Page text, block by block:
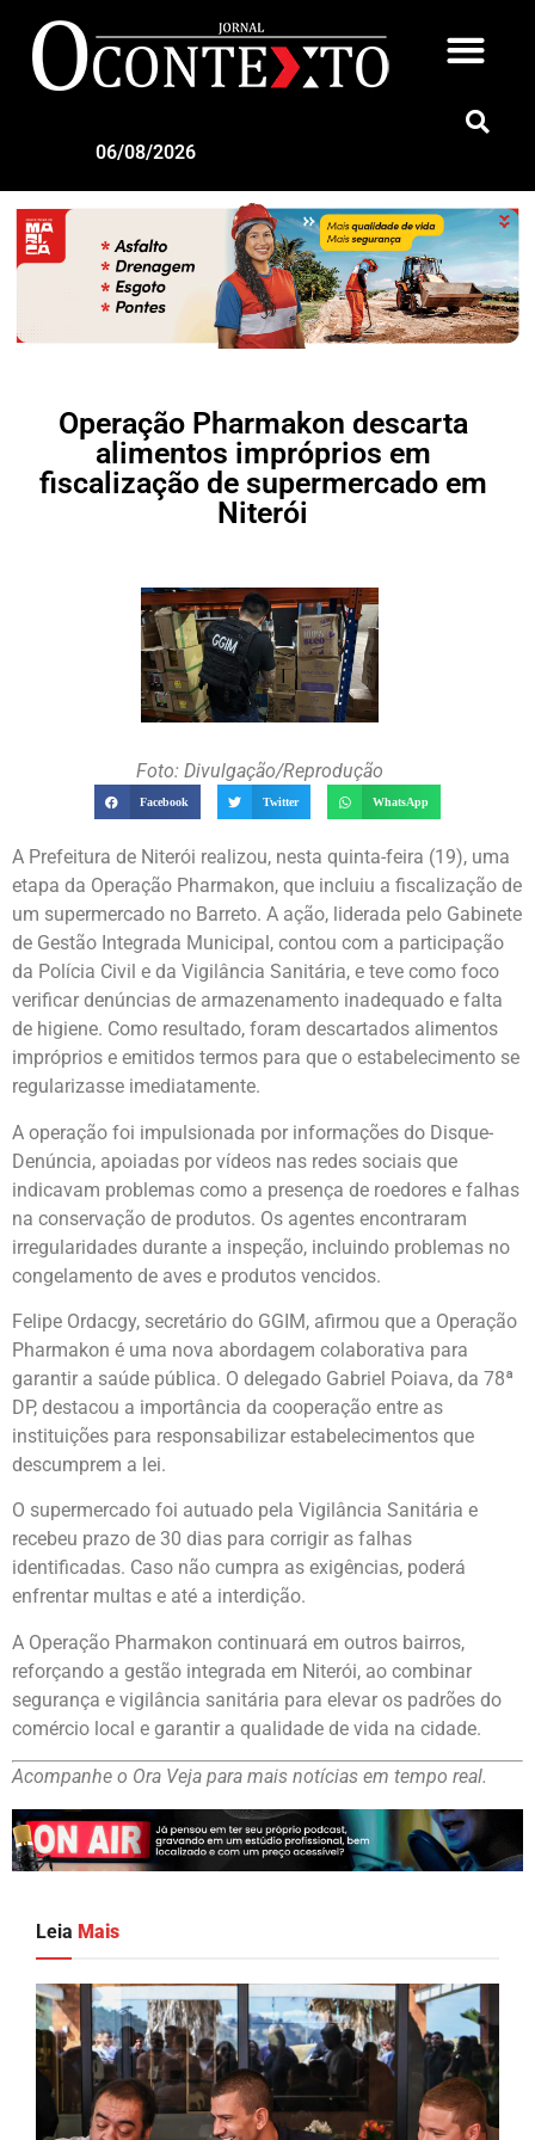
06/08/2026
Operação Pharmakon descarta
alimentos impróprios em
fiscalização de supermercado em
Niterói
Foto: Divulgação/Reprodução
Facebook Twitter WhatsApp
A Prefeitura de Niterói realizou, nesta quinta-feira (19), uma
etapa da Operação Pharmakon, que incluiu a fiscalização de
um supermercado no Barreto. A ação, liderada pelo Gabinete
de Gestão Integrada Municipal, contou com a participação
da Polícia Civil e da Vigilância Sanitária, e teve como foco
verificar denúncias de armazenamento inadequado e falta
de higiene. Como resultado, foram descartados alimentos
impróprios e emitidos termos para que o estabelecimento se
regularizasse imediatamente.
A operação foi impulsionada por informações do Disque-
Denúncia, apoiadas por vídeos nas redes sociais que
indicavam problemas como a presença de roedores e falhas
na conservação de produtos. Os agentes encontraram
irregularidades durante a inspeção, incluindo problemas no
congelamento de aves e produtos vencidos.
Felipe Ordacgy, secretário do GGIM, afirmou que a Operação
Pharmakon é uma nova abordagem colaborativa para
garantir a saúde pública. O delegado Gabriel Poiava, da 78ª
DP, destacou a importância da cooperação entre as
instituições para responsabilizar estabelecimentos que
descumprem a lei.
O supermercado foi autuado pela Vigilância Sanitária e
recebeu prazo de 30 dias para corrigir as falhas
identificadas. Caso não cumpra as exigências, poderá
enfrentar multas e até a interdição.
A Operação Pharmakon continuará em outros bairros,
reforçando a gestão integrada em Niterói, ao combinar
segurança e vigilância sanitária para elevar os padrões do
comércio local e garantir a qualidade de vida na cidade.
Acompanhe o Ora Veja para mais notícias em tempo real.
Leia Mais